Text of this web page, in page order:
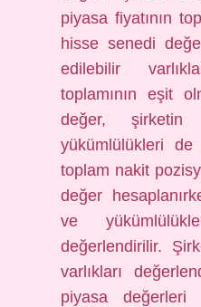
piyasa fiyatının
hisse senedi
edilebilir
toplamının eşit
değer,
yükümlülükleri
toplam nakit
değer
ve
değerlendirilir.
varlıkları
piyasa değerleri